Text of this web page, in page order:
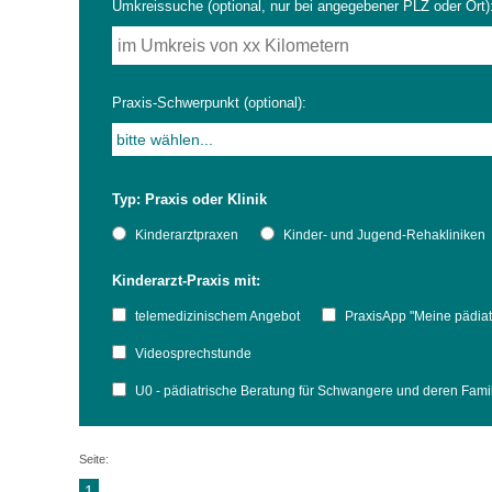
Impfsicherheit
Notdienste
Empfehlungen
Familienzeit
Umkreissuche (optional, nur bei angegebener PLZ oder Ort):
Praxis-Schwerpunkt (optional):
Typ: Praxis oder Klinik
Kinderarztpraxen Kinder- und Jugend-Rehakliniken
Kinderarzt-Praxis mit:
telemedizinischem Angebot PraxisApp "Meine
Videosprechstunde
U0 - pädiatrische Beratung für Schwangere und deren
Seite: